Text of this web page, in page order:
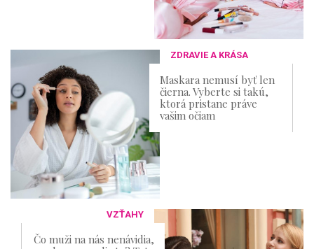
ZDRAVIE A KRÁSA
Maskara nemusí byť len
čierna. Vyberte si takú,
ktorá pristane práve
vašim očiam
VZŤAHY
Čo muži na nás nenávidia,